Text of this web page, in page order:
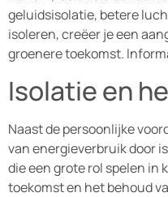
geluidsisolatie, betere
isoleren, creëer je een
groenere toekomst.
Isolatie en
Naast de persoonlijke
van energieverbruik door
die een grote rol spelen in
toekomst en het behoud